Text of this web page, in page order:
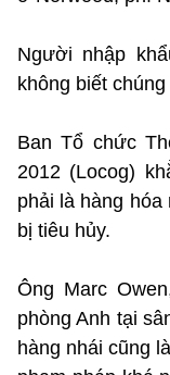
Người nhập
không biết
Ban Tổ chức
2012 (Locog)
phải là hàng
bị tiêu hủy.
Ông Marc
phòng Anh tại
hàng nhái cũng